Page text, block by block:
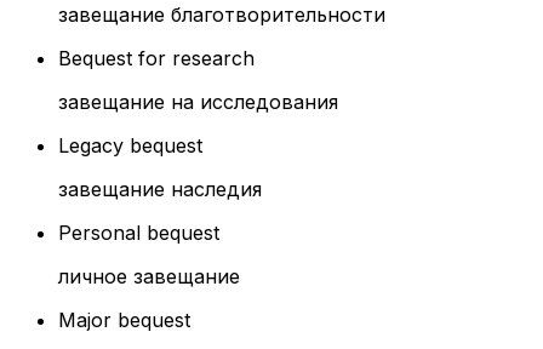
завещание благотворительности
Bequest for research
завещание на исследования
Legacy bequest
завещание наследия
Personal bequest
личное завещание
Major bequest